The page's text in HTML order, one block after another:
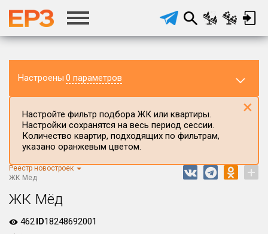
Настроены 0 параметров
Регион ЖК
Все
Настройте фильтр подбора ЖК или квартиры.
Настройки сохранятся на весь период сессии.
Количество квартир, подходящих по фильтрам,
указано оранжевым цветом.
×
Реестр новостроек
ЖК Мёд
+
ЖК Мёд
462ID18248692001